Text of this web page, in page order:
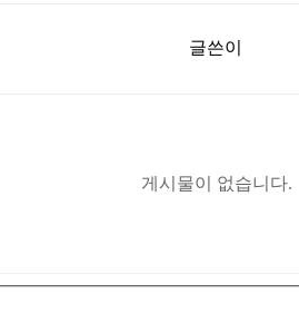
글쓴이
게시물이 없습니다.